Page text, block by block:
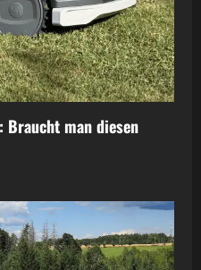
Braucht man diesen